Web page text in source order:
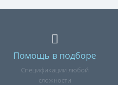
Помощь в подборе
Спецификации любой
сложности